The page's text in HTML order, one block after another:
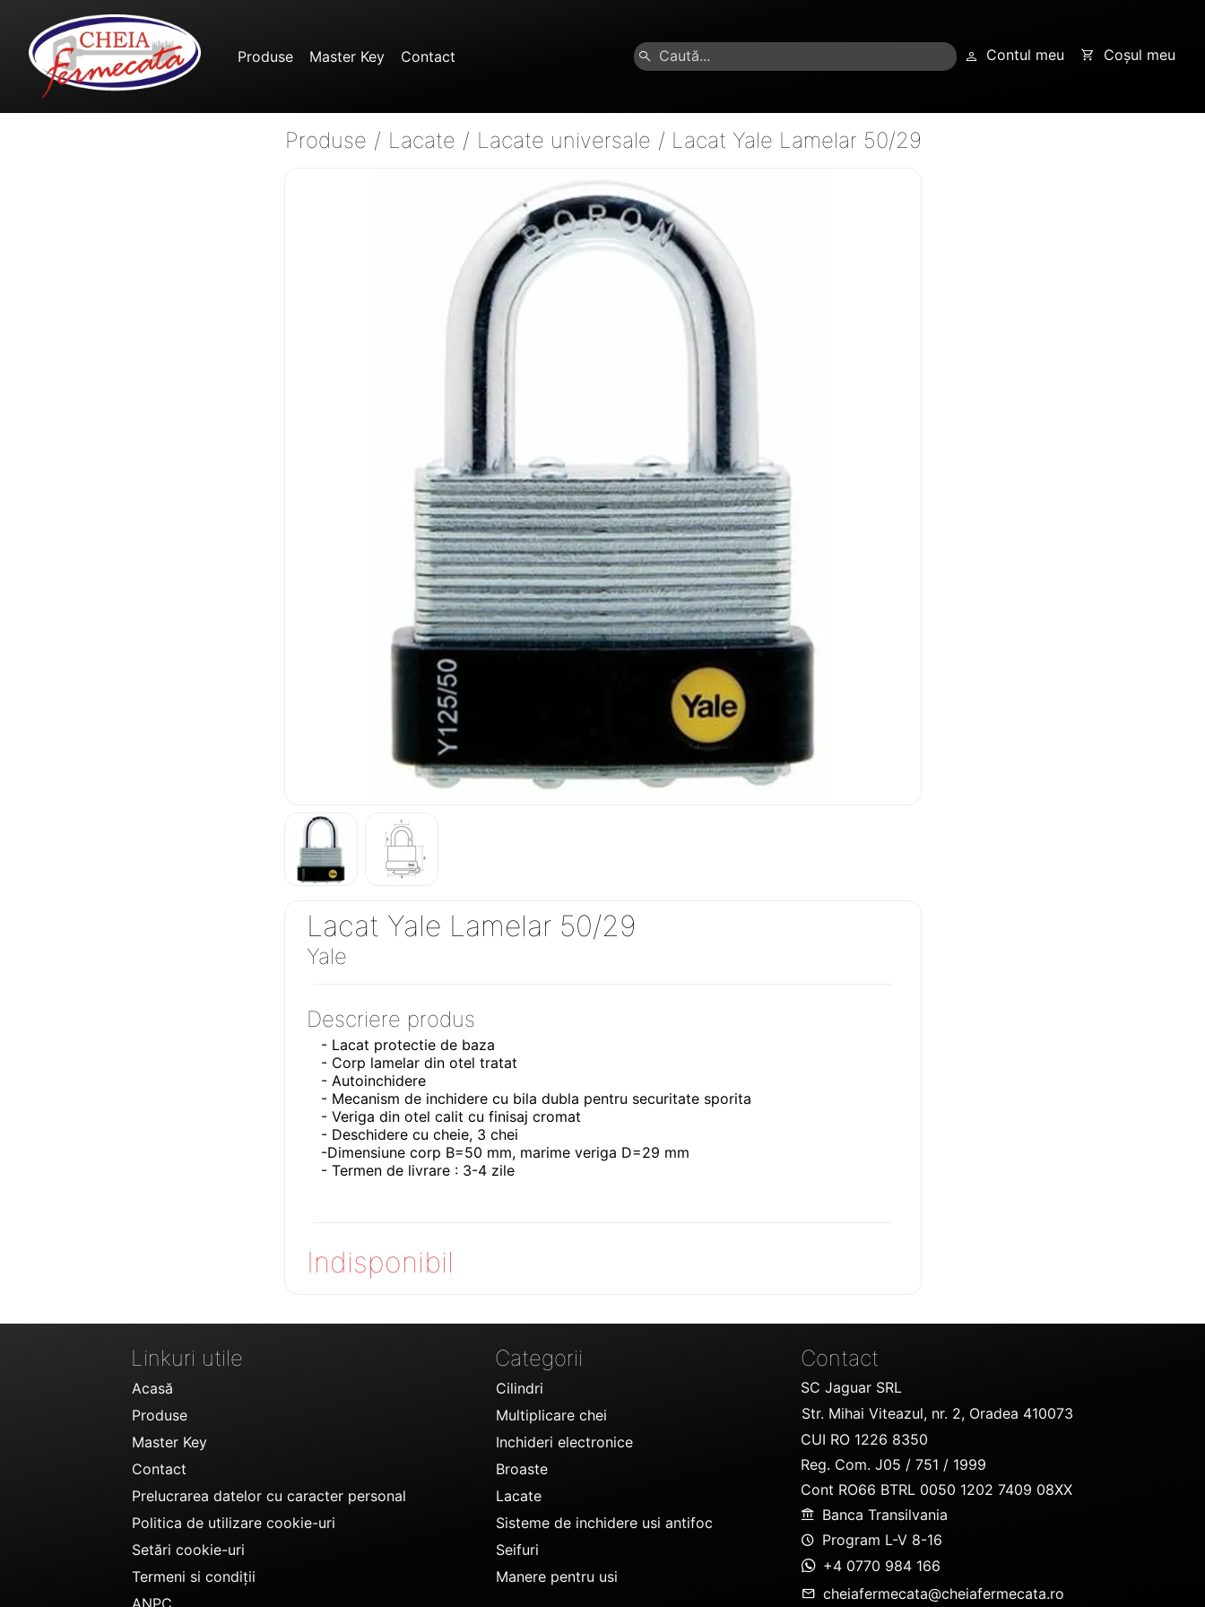
Produse Master Key Contact Contul meu Coșul meu
Produse / Lacate / Lacate universale / Lacat Yale Lamelar 50/29
Lacat Yale Lamelar 50/29
Yale
Descriere produs
- Lacat protectie de baza
- Corp lamelar din otel tratat
- Autoinchidere
- Mecanism de inchidere cu bila dubla pentru securitate sporita
- Veriga din otel calit cu finisaj cromat
- Deschidere cu cheie, 3 chei
-Dimensiune corp B=50 mm, marime veriga D=29 mm
- Termen de livrare : 3-4 zile
Indisponibil
Linkuri utile
Acasă
Produse
Master Key
Contact
Prelucrarea datelor cu caracter personal
Politica de utilizare cookie-uri
Setări cookie-uri
Termeni si condiții
Categorii
Cilindri
Multiplicare chei
Inchideri electronice
Broaste
Lacate
Sisteme de inchidere usi antifoc
Seifuri
Manere pentru usi
Contact
SC Jaguar SRL
Str. Mihai Viteazul, nr. 2, Oradea 410073
CUI RO 1226 8350
Reg. Com. J05 / 751 / 1999
Cont RO66 BTRL 0050 1202 7409 08XX
Banca Transilvania
Program L-V 8-16
+4 0770 984 166
cheiafermecata@cheiafermecata.ro